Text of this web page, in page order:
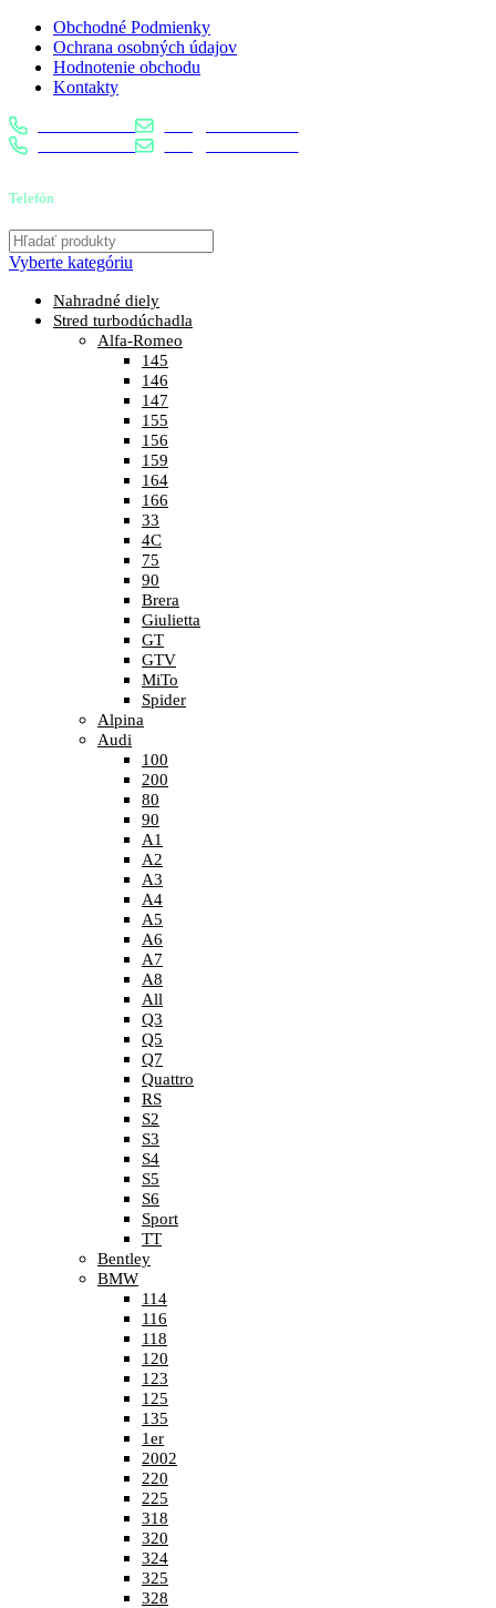
Obchodné Podmienky
Ochrana osobných údajov
Hodnotenie obchodu
Kontakty
0904 400 399
0904 400 399
Telefón
Vyberte kategóriu
Nahradné diely
Stred turbodúchadla
Alfa-Romeo
145
146
147
155
156
159
164
166
33
4C
75
90
Brera
Giulietta
GT
GTV
MiTo
Spider
Alpina
Audi
100
200
80
90
A1
A2
A3
A4
A5
A6
A7
A8
All
Q3
Q5
Q7
Quattro
RS
S2
S3
S4
S5
S6
Sport
TT
Bentley
BMW
114
116
118
120
123
125
135
1er
2002
220
225
318
320
324
325
328